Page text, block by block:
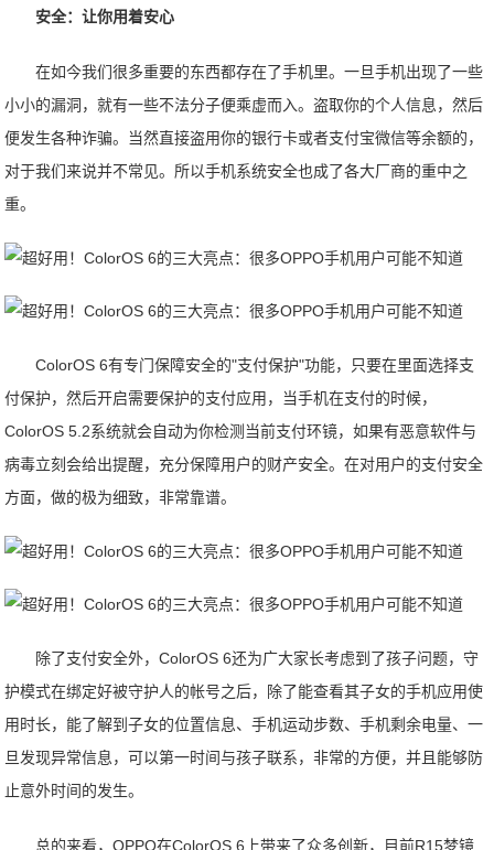
安全：让你用着安心
在如今我们很多重要的东西都存在了手机里。一旦手机出现了一些
小小的漏洞，就有一些不法分子便乘虚而入。盗取你的个人信息，然后
便发生各种诈骗。当然直接盗用你的银行卡或者支付宝微信等余额的，
对于我们来说并不常见。所以手机系统安全也成了各大厂商的重中之
重。
ColorOS 6有专门保障安全的"支付保护"功能，只要在里面选择支
付保护，然后开启需要保护的支付应用，当手机在支付的时候，
ColorOS 5.2系统就会自动为你检测当前支付环镜，如果有恶意软件与
病毒立刻会给出提醒，充分保障用户的财产安全。在对用户的支付安全
方面，做的极为细致，非常靠谱。
除了支付安全外，ColorOS 6还为广大家长考虑到了孩子问题，守
护模式在绑定好被守护人的帐号之后，除了能查看其子女的手机应用使
用时长，能了解到子女的位置信息、手机运动步数、手机剩余电量、一
旦发现异常信息，可以第一时间与孩子联系，非常的方便，并且能够防
止意外时间的发生。
总的来看，OPPO在ColorOS 6上带来了众多创新，目前R15梦镜